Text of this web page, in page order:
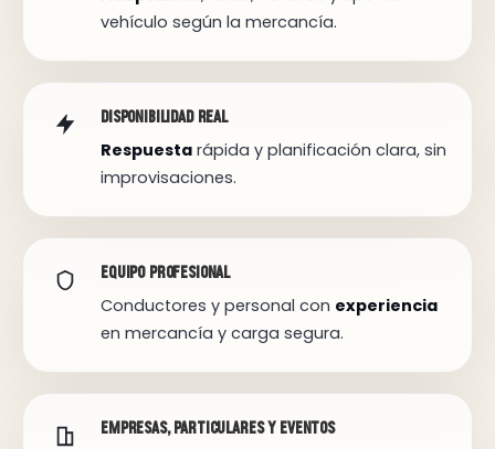
vehículo según la mercancía.
disponibilidad real
Respuesta rápida y planificación clara, sin
improvisaciones.
equipo profesional
Conductores y personal con experiencia
en mercancía y carga segura.
empresas, particulares y eventos